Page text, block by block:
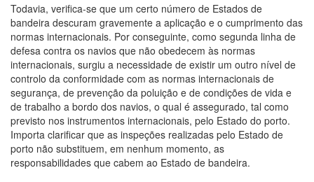
Todavia, verifica-se que um certo número de Estados de
bandeira descuram gravemente a aplicação e o cumprimento das
normas internacionais. Por conseguinte, como segunda linha de
defesa contra os navios que não obedecem às normas
internacionais, surgiu a necessidade de existir um outro nível de
controlo da conformidade com as normas internacionais de
segurança, de prevenção da poluição e de condições de vida e
de trabalho a bordo dos navios, o qual é assegurado, tal como
previsto nos instrumentos internacionais, pelo Estado do porto.
Importa clarificar que as inspeções realizadas pelo Estado de
porto não substituem, em nenhum momento, as
responsabilidades que cabem ao Estado de bandeira.